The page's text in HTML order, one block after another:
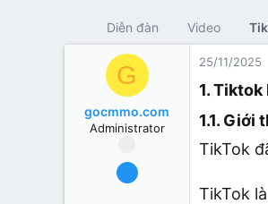
a
a
g
Diễn đàn Video
G
gocmmo.com
Administrator
24/10/2025
25/11/2025
1. Tiktok
1.1. Giới
TikTok
TikTok